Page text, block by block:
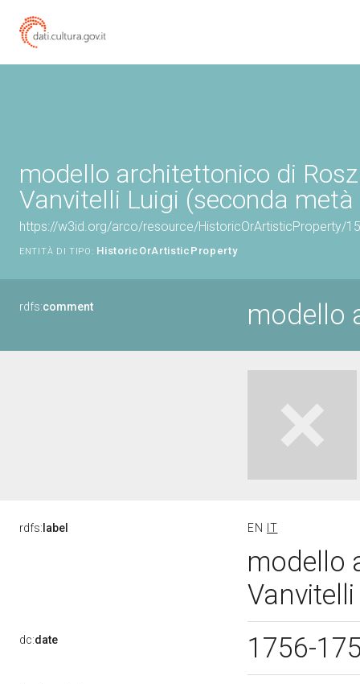
modello architettonico di
Vanvitelli Luigi (seconda metà
https://w3id.org/arco/resource/HistoricOrArtisticProperty/
ENTITÀ DI TIPO: HistoricOrArtisticProperty
rdfs:comment modello
rdfs: label EN IT
modello
dc:date 1756-